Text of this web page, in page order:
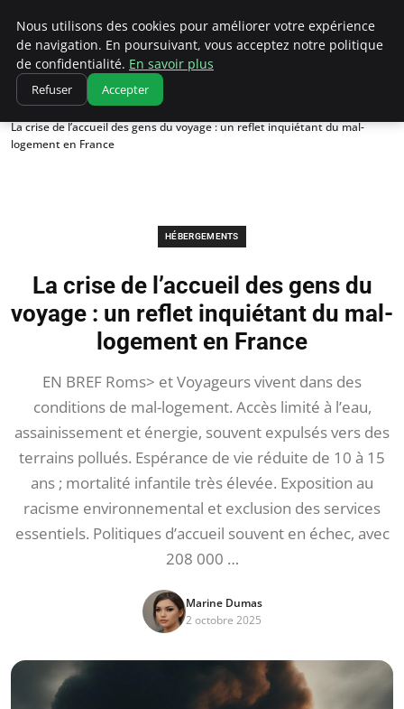
Correze Co
Accueil
Hébergements
La crise de l’accueil des gens du voyage : un reflet inquiétant du mal-
logement en France
HÉBERGEMENTS
La crise de l’accueil des gens du
voyage : un reflet inquiétant du mal-
logement en France
EN BREF Roms> et Voyageurs vivent dans des
conditions de mal-logement. Accès limité à l’eau,
assainissement et énergie, souvent expulsés vers des
terrains pollués. Espérance de vie réduite de 10 à 15
ans ; mortalité infantile très élevée. Exposition au
racisme environnemental et exclusion des services
essentiels. Politiques d’accueil souvent en échec, avec
208 000 …
Marine Dumas
2 octobre 2025
Nous utilisons des cookies pour améliorer votre expérience
de navigation. En poursuivant, vous acceptez notre politique
de confidentialité. En savoir plus
Refuser Accepter